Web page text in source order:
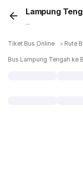
Lampung
...
Tiket Bus Online ＞ Rute
Bus Lampung Tengah ke